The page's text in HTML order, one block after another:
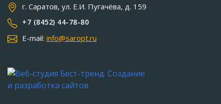
г. Саратов, ул. Е.И. Пугачёва, д. 159
+7 (8452) 44-78-80
E-mail: info@saropt.ru